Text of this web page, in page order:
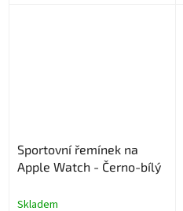
Sportovní řemínek na
Apple Watch - Černo-bílý
Skladem